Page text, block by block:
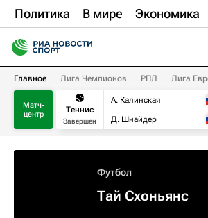
Политика В мире Экономика
Главное Лига Чемпионов РПЛ Лига
Матч-
центр
Теннис
Завершен
А. Калинская
Д. Шнайдер
Футбол
Тай Схоньянс